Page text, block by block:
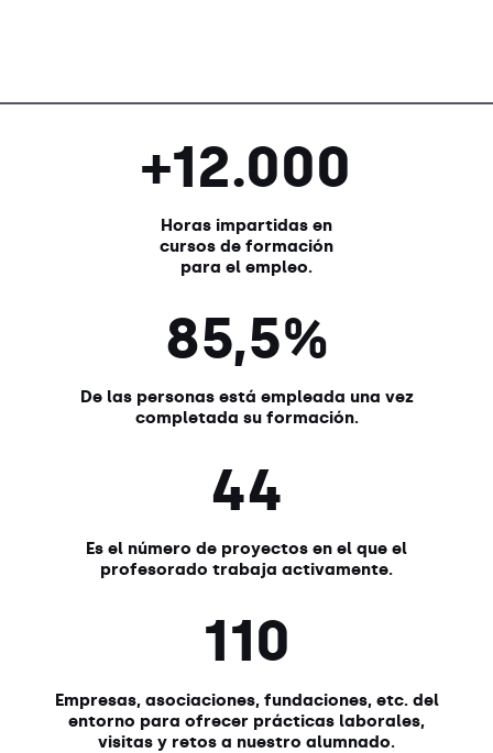
+12.000
Horas impartidas en
cursos de formación
para el empleo.
85,5%
De las personas está empleada una vez
completada su formación.
44
Es el número de proyectos en el que el
profesorado trabaja activamente.
110
Empresas, asociaciones, fundaciones, etc. del
entorno para ofrecer prácticas laborales,
visitas y retos a nuestro alumnado.